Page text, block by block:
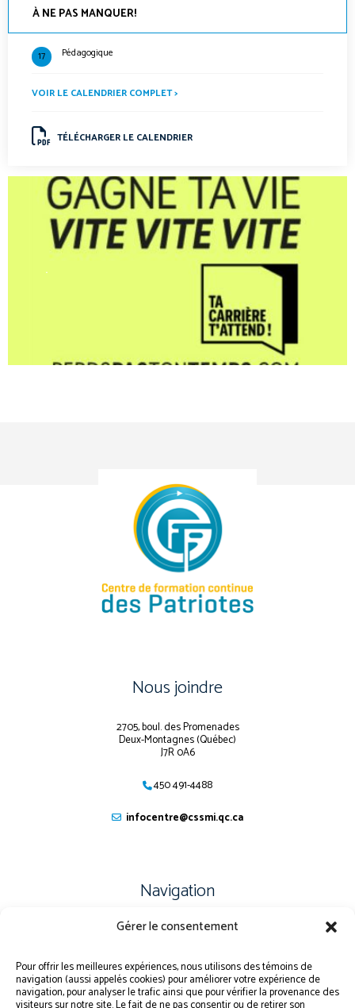
Gérer le consentement
Pour offrir les meilleures expériences, nous utilisons des témoins de
navigation (aussi appelés cookies) pour améliorer votre expérience de
navigation, pour analyser le trafic ainsi que pour vérifier la provenance des
À NE PAS MANQUER!
17 Pédagogique
VOIR LE CALENDRIER COMPLET >
TÉLÉCHARGER LE CALENDRIER
.
Nous joindre
2705, boul. des Promenades
Deux-Montagnes (Québec)
J7R 0A6
450 491-4488
infocentre@cssmi.qc.ca
Navigation
PLAN DU SITE
PORTAIL ÉLÈVE
PLAINTE – SERVICE À L’ÉLÈVE